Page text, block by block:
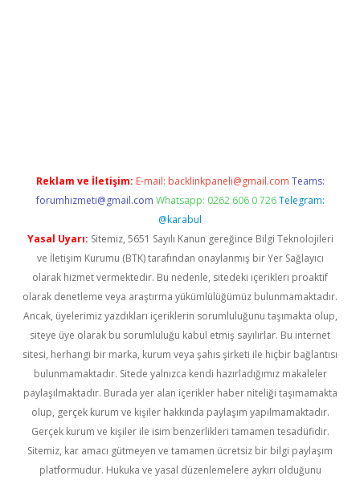
Reklam ve İletişim: E-mail: backlinkpaneli@gmail.com Teams:
forumhizmeti@gmail.com Whatsapp: 0262 606 0 726 Telegram:
@karabul
Yasal Uyarı: Sitemiz, 5651 Sayılı Kanun gereğince Bilgi Teknolojileri
ve İletişim Kurumu (BTK) tarafından onaylanmış bir Yer Sağlayıcı
olarak hizmet vermektedir. Bu nedenle, sitedeki içerikleri proaktif
olarak denetleme veya araştırma yükümlülüğümüz bulunmamaktadır.
Ancak, üyelerimiz yazdıkları içeriklerin sorumluluğunu taşımakta olup,
siteye üye olarak bu sorumluluğu kabul etmiş sayılırlar. Bu internet
sitesi, herhangi bir marka, kurum veya şahıs şirketi ile hiçbir bağlantısı
bulunmamaktadır. Sitede yalnızca kendi hazırladığımız makaleler
paylaşılmaktadır. Burada yer alan içerikler haber niteliği taşımamakta
olup, gerçek kurum ve kişiler hakkında paylaşım yapılmamaktadır.
Gerçek kurum ve kişiler ile isim benzerlikleri tamamen tesadüfidir.
Sitemiz, kar amacı gütmeyen ve tamamen ücretsiz bir bilgi paylaşım
platformudur. Hukuka ve yasal düzenlemelere aykırı olduğunu